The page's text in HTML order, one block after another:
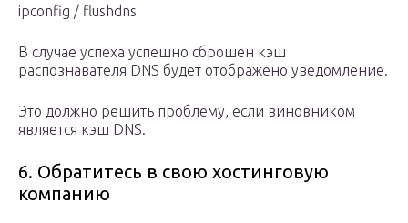
ipconfig / flushdns
В случае успеха успешно сброшен кэш
распознавателя DNS будет отображено уведомление.
Это должно решить проблему, если виновником
является кэш DNS.
6. Обратитесь в свою хостинговую
компанию